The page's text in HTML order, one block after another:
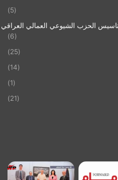
(5)
(6)
(25)
(14)
(1)
(21)